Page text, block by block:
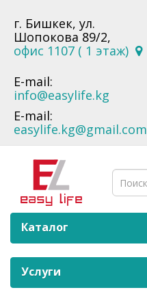
г. Бишкек, ул.
Шопокова 89/2,
офис 1107 ( 1 этаж)
E-mail:
info@easylife.kg
E-mail:
easylife.kg@gmail.com
Каталог
Услуги